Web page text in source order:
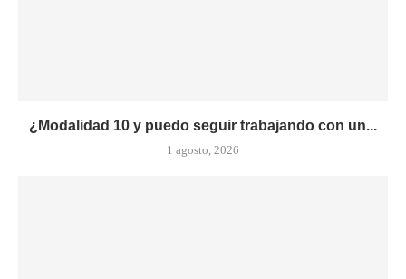
¿Modalidad 10 y puedo seguir trabajando con un...
1 agosto, 2026